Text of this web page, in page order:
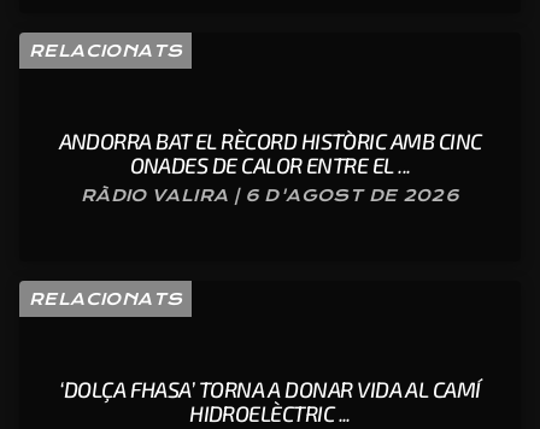
RELACIONATS
ANDORRA BAT EL RÈCORD HISTÒRIC AMB CINC
ONADES DE CALOR ENTRE EL ...
RÀDIO VALIRA | 6 D'AGOST DE 2026
RELACIONATS
‘DOLÇA FHASA’ TORNA A DONAR VIDA AL CAMÍ
HIDROELÈCTRIC ...